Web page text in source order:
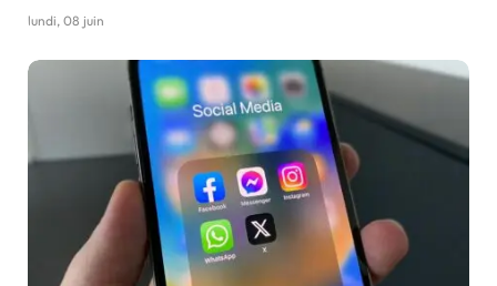
lundi, 08 juin